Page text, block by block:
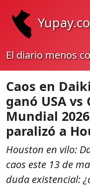
Yupay.co
El diario menos
Caos en
ganó USA vs
Mundial
paralizó a
Houston en vilo:
caos este 13 de
duda existencial: